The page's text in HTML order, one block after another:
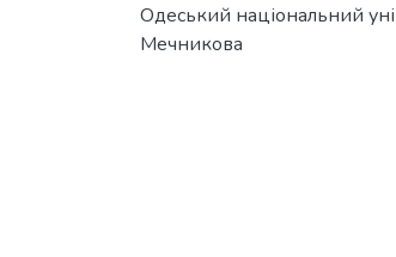
Одеський національний
Мечникова